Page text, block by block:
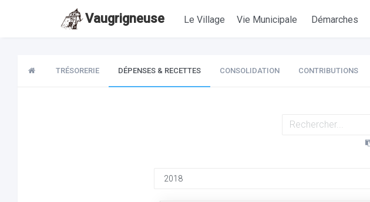
Vaugrigneuse Le Village Vie Municipale Démarches
TRÉSORERIE DÉPENSES & RECETTES CONSOLIDATION CONTRIBUTIONS